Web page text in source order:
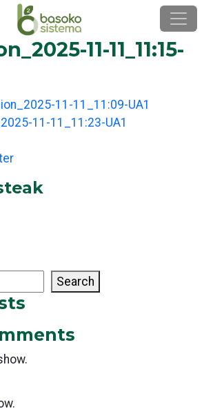
11-11_11:15-
11-11_11:09-UA1
11-11_11:23-UA1
Search